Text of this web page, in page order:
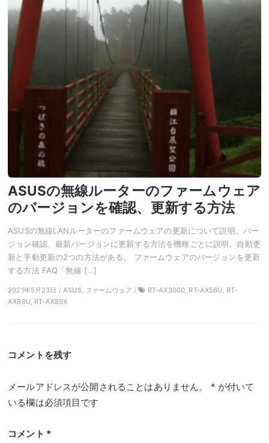
ASUSの無線ルーターのファームウェア
のバージョンを確認、更新する方法
ASUSの無線LANルーターのファームウェアの更新について説明。バー
ジョン確認、最新バージョンに更新する方法を機種ごとに説明。自動更
新と手動更新の2つの方法がある。 ファームウェアのバージョンを更新
する方法 FAQ「無線 […]
2021年5月23日 / ASUS, ファームウェア /
RT-AX3000, RT-AX56U, RT-
AX86U, RT-AX89X
コメントを残す
メールアドレスが公開されることはありません。 * が付いて
いる欄は必須項目です
コメント *